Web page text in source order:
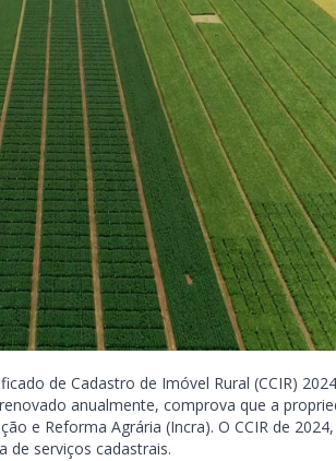
de Cadastro de Imóvel Rural (CCIR)
anualmente, comprova que a
e Reforma Agrária (Incra). O CCIR de
de serviços cadastrais.